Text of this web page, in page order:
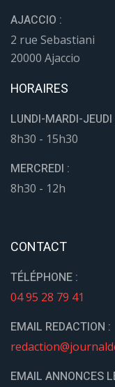
AJACCIO :
2 rue Sebastiani
20000 Ajaccio
HORAIRES
LUNDI-MARDI-JEUDI
8h30 - 15h30
MERCREDI :
8h30 - 12h
CONTACT
TÉLÉPHONE :
04 95 28 79 41
EMAIL REDACTION :
EMAIL ANNONCES